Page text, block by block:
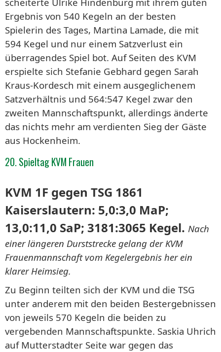
Ergebnis von 540 Kegeln an der besten
Spielerin des Tages, Martina Lamade, die mit
594 Kegel und nur einem Satzverlust ein
überragendes Spiel bot. Auf Seiten des KVM
erspielte sich Stefanie Gebhard gegen Sarah
Kraus-Kordesch mit einem ausgeglichenem
Satzverhältnis und 564:547 Kegel zwar den
zweiten Mannschaftspunkt, allerdings änderte
das nichts mehr am verdienten Sieg der Gäste
aus Hockenheim.
20. Spieltag KVM Frauen
KVM 1F gegen TSG 1861
Kaiserslautern: 5,0:3,0 MaP;
13,0:11,0 SaP; 3181:3065 Kegel. Nach
einer längeren Durststrecke gelang der KVM
Frauenmannschaft vom Kegelergebnis her ein
klarer Heimsieg.
Zu Beginn teilten sich der KVM und die TSG
unter anderem mit den beiden Bestergebnissen
von jeweils 570 Kegeln die beiden zu
vergebenden Mannschaftspunkte. Saskia Uhrich
auf Mutterstadter Seite war gegen das